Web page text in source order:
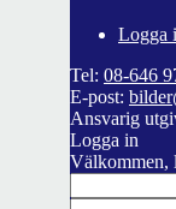
Logga
Tel: 08-646
E-post:
Ansvarig
Logga in
Välkommen,